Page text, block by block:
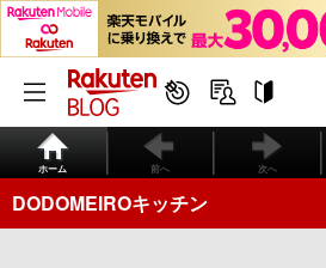
ホーム 前へ 次へ
DODOMEIROキッチン